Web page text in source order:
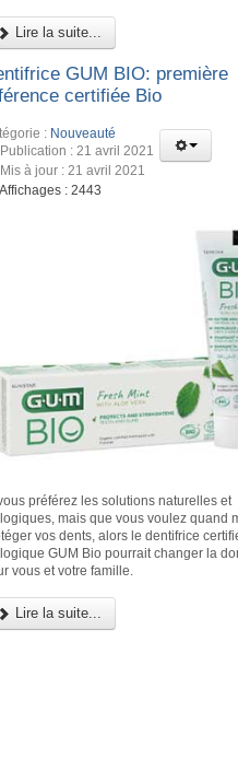
Lire la suite...
GUM BIO: première
certifiée Bio
: Nouveauté
Publication : 21 avril 2021
Mis à jour : 21 avril 2021
Affichages : 2443
préférez les solutions naturelles et
mais que vous voulez quand
vos dents, alors le dentifrice
GUM Bio pourrait changer la
vous et votre famille.
Lire la suite...